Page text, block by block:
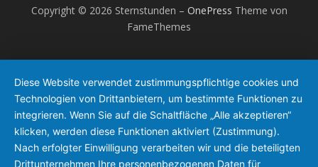
Copyright © 2026 Sternstunden – OnePress Theme von
FameThemes
Diese Website verwendet zustimmungspflichtige cookies und
Technologien von Drittanbietern, um bestimmte Funktionen zu
integrieren. Wenn Sie auf die Schaltfläche „Alle akzeptieren“
klicken, werden diese Funktionen aktiviert (Zustimmung).
Nach erfolgter Einwilligung verarbeiten wir und die beteiligten
Drittunternehmen Ihre personenbezogenen Daten für